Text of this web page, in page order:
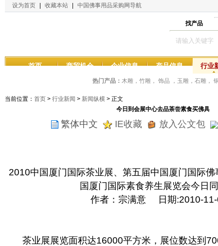
设为首页 收藏本站 中国佛事用品采购网导航
找产品
首页 商贸机会 企业信息 产品信息 行业
热门产品： 木雕，竹雕， 饰品 ，玉雕，石雕，
当前位置： 首页 > 行业新闻 > 新闻纵横 > 正文
今日到会展中心去品茶尝素食买佛具
繁体中文 IE收藏
放入公文包
2010中国厦门国际茶业展、第五届中国厦门国际
国厦门国际素食养生展览会今日
作者：宗满意 日期:2010-
茶业展展览面积达16000平方米，展位数达到